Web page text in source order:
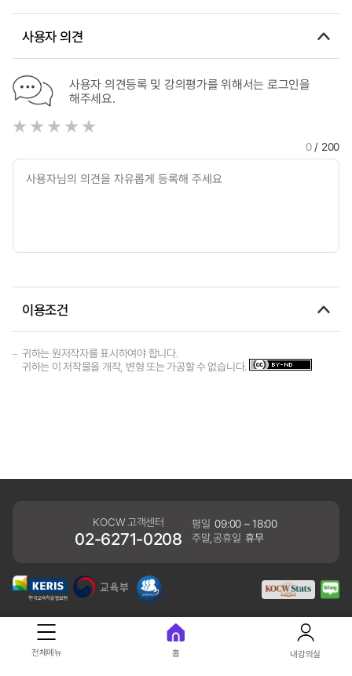
사용자 의견
사용자 의견등록 및 강의평가를 위해서는 로그인을
해주세요.
0/ 200
이용조건
귀하는 원저작자를 표시하여야 합니다.
귀하는 이 저작물을 개작, 변형 또는 가공할 수 없습니다.
KOCW 고객센터
02-6271-0208
평일 09:00 ~ 18:00
주말,공휴일 휴무
개인정보처리방침
41061 대구광역시 동구 동내로 64 (동내동 1119) 우)41061
전체메뉴 홈 내강의실